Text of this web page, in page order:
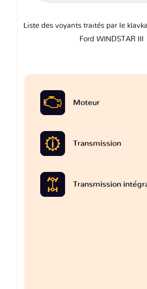
Liste des voyants traités par le
Ford WINDSTAR III
Moteur
Transmission
Transmission